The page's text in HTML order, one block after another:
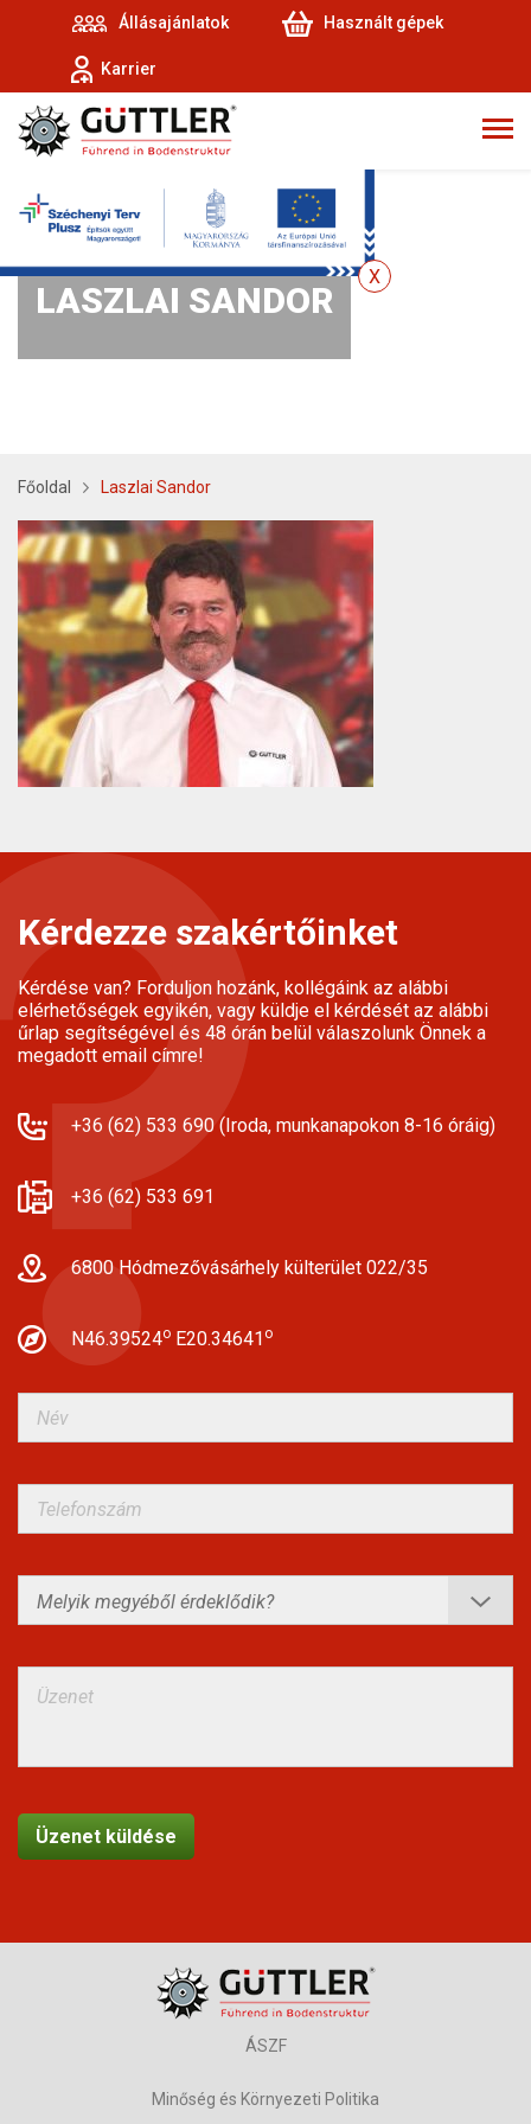
Állásajánlatok Használt gépek
Karrier
LASZLAI SANDOR
Főoldal Laszlai Sandor
Kérdezze szakértőinket
Kérdése van? Forduljon hozánk, kollégáink az alábbi
elérhetőségek egyikén, vagy küldje el kérdését az alábbi
űrlap segítségével és 48 órán belül válaszolunk Önnek a
megadott email címre!
+36 (62) 533 690 (Iroda, munkanapokon 8-16 óráig)
+36 (62) 533 691
6800 Hódmezővásárhely külterület 022/35
N46.39524o E20.34641 o
ÁSZF
Minőség és Környezeti Politika